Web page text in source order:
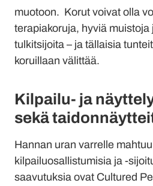
muotoon. Korut voivat olla
terapiakoruja, hyviä muistoja
tulkitsijoita – ja tällaisia
koruillaan välittää.
Kilpailu- ja
sekä
Hannan uran varrelle
kilpailuosallistumisia ja -
saavutuksia ovat Cultured